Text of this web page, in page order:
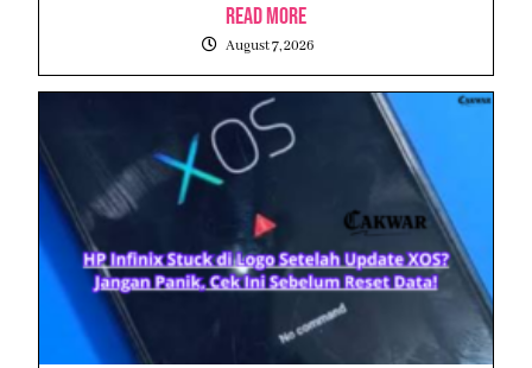
Read More
August 7, 2026